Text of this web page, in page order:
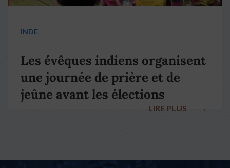
INDE
Les évêques indiens organisent
une journée de prière et de
jeûne avant les élections
LIRE PLUS →